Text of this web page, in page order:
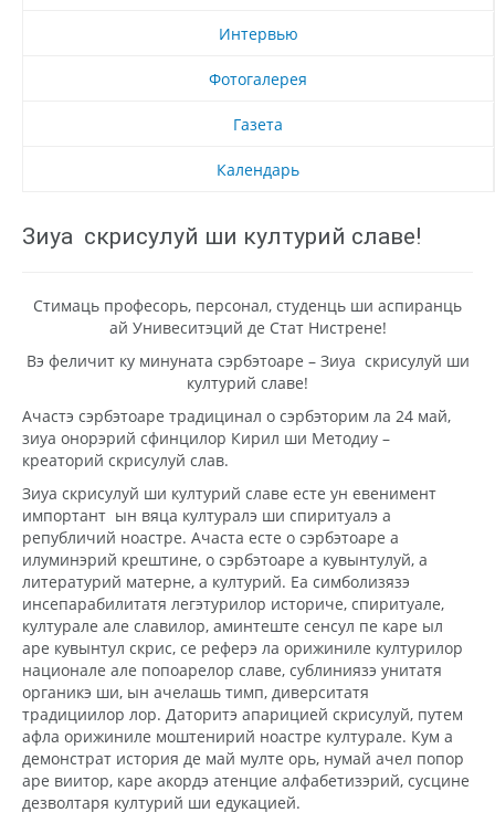
Интервью
Фотогалерея
Газета
Календарь
Зиуа скрисулуй ши културий славе!
Стимаць професорь, персонал, студенць ши аспиранць
ай Унивеситэций де Стат Нистрене!
Вэ феличит ку минуната сэрбэтоаре – Зиуа скрисулуй ши
културий славе!
Ачастэ сэрбэтоаре традицинал о сэрбэторим ла 24 май,
зиуа онорэрий сфинцилор Кирил ши Методиу –
креаторий скрисулуй слав.
Зиуа скрисулуй ши културий славе есте ун евенимент
импортант ын вяца културалэ ши спиритуалэ а
републичий ноастре. Ачаста есте о сэрбэтоаре а
илуминэрий крештине, о сэрбэтоаре а кувынтулуй, а
литературий матерне, а културий. Еа симболизязэ
инсепарабилитатя легэтурилор историче, спиритуале,
културале але славилор, аминтеште сенсул пе каре ыл
аре кувынтул скрис, се реферэ ла орижиниле културилор
национале але попоарелор славе, сублиниязэ унитатя
органикэ ши, ын ачелашь тимп, диверситатя
традициилор лор. Даторитэ апарицией скрисулуй, путем
афла орижиниле моштенирий ноастре културале. Кум а
демонстрат история де май мулте орь, нумай ачел попор
аре виитор, каре акордэ атенцие алфабетизэрий, сусцине
дезволтаря културий ши едукацией.